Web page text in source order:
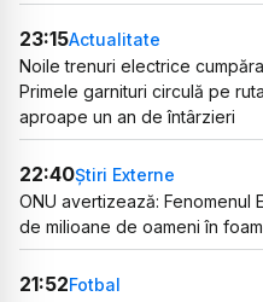
23:15Actualitate
Noile trenuri electrice
Primele garnituri circulă pe
aproape un an de întârzieri
22:40Știri Externe
ONU avertizează: Fenomenul
de milioane de oameni în
21:52Fotbal